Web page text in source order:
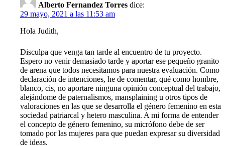
Alberto Fernandez Torres dice:
29 mayo, 2021 a las 11:53 am
Hola Judith,
Disculpa que venga tan tarde al encuentro de tu proyecto.
Espero no venir demasiado tarde y aportar ese pequeño granito
de arena que todos necesitamos para nuestra evaluación. Como
declaración de intenciones, he de comentar, qué como hombre,
blanco, cis, no aportare ninguna opinión conceptual del trabajo,
alejándome de paternalismos, mansplaining u otros tipos de
valoraciones en las que se desarrolla el género femenino en esta
sociedad patriarcal y hetero masculina. A mi forma de entender
el concepto de género femenino, su micrófono debe de ser
tomado por las mujeres para que puedan expresar su diversidad
de ideas.